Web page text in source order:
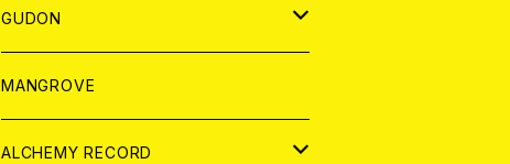
WORLD
JAPAN
WORLD
GUDON
アパレル
PATCH
MANGROVE
ALCHEMY RECORD